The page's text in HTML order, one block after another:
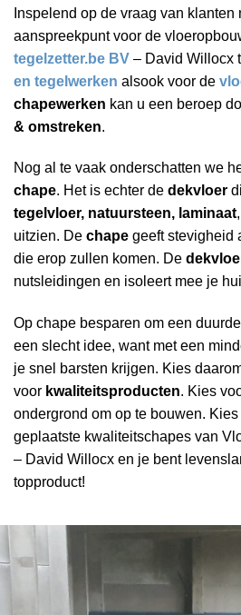
Inspelend op de vraag van klanten
aanspreekpunt voor de
tegelzetter.be BV – David Willocx
en tegelwerken alsook voor de
chapewerken kan u een beroep
& omstreken.
Nog al te vaak onderschatten we
chape. Het is echter de dekvloer
tegelvloer, natuursteen, laminaat
uitzien. De chape geeft stevigheid
die erop zullen komen. De
nutsleidingen en isoleert mee je
Op chape besparen om een
een slecht idee, want met een
je snel barsten krijgen. Kies
voor kwaliteitsproducten. Kies
ondergrond om op te bouwen.
geplaatste kwaliteitschapes van
– David Willocx en je bent
topproduct!